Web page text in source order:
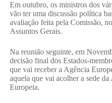
Em outubro, os ministros dos
vão ter uma discussão política
avaliação feita pela Comissão,
Assuntos Gerais.
Na reunião seguinte, em
decisão final dos Estados-
que vai receber a Agência
aquela que vai acolher a sede
Europeia.